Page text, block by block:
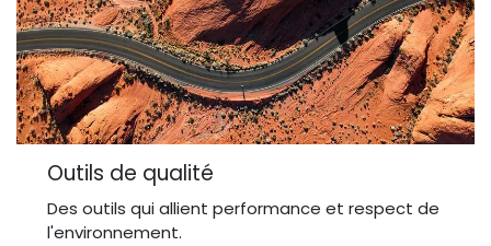
Outils de qualité
Des outils qui allient performance et respect de
l'environnement.